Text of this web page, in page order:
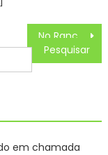
em chamada